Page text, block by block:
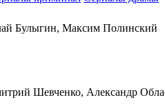
Булыгин, Максим Полинский
Шевченко, Александр